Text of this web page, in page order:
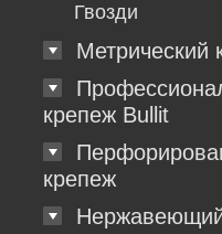
Гвозди
Метрический
крепеж Bullit
крепеж